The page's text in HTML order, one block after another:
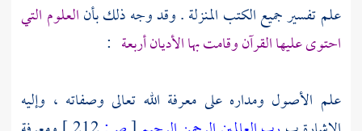
علم تفسير جميع الكتب المنزلة . وقد وجه ذلك بأنالعلوم التي
احتوى عليها القرآن وقامت بها الأديان أربعة :
علم الأصول ومداره على معرفة الله تعالى وصفاته ، وإليه